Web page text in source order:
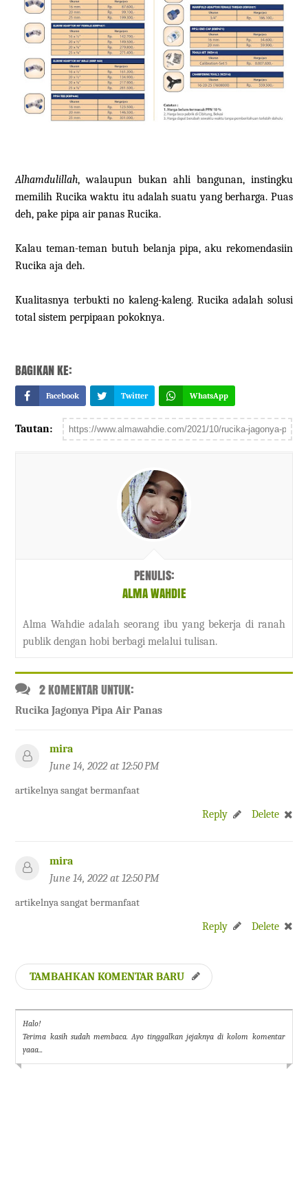
Alhamdulillah, walaupun bukan ahli bangunan, instingku
memilih Rucika waktu itu adalah suatu yang berharga. Puas
deh, pake pipa air panas Rucika.
Kalau teman-teman butuh belanja pipa, aku rekomendasiin
Rucika aja deh.
Kualitasnya terbukti no kaleng-kaleng. Rucika adalah solusi
total sistem perpipaan pokoknya.
BAGIKAN KE:
Facebook Twitter WhatsApp
Tautan:
PENULIS:
ALMA WAHDIE
Alma Wahdie adalah seorang ibu yang bekerja di ranah
publik dengan hobi berbagi melalui tulisan.
2 KOMENTAR UNTUK:
Rucika Jagonya Pipa Air Panas
mira
June 14, 2022 at 12:50 PM
artikelnya sangat bermanfaat
Reply
Delete
mira
June 14, 2022 at 12:50 PM
artikelnya sangat bermanfaat
Reply
Delete
TAMBAHKAN KOMENTAR BARU
Halo!
Terima kasih sudah membaca. Ayo tinggalkan jejaknya di kolom komentar
yaaa...